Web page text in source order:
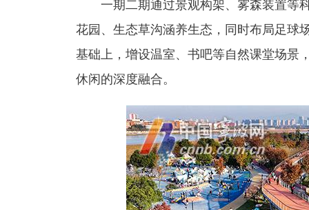
一期二期通过景观构架、雾森装置等
花园、生态草沟涵养生态，同时布局足球
基础上，增设温室、书吧等自然课堂场景
休闲的深度融合。